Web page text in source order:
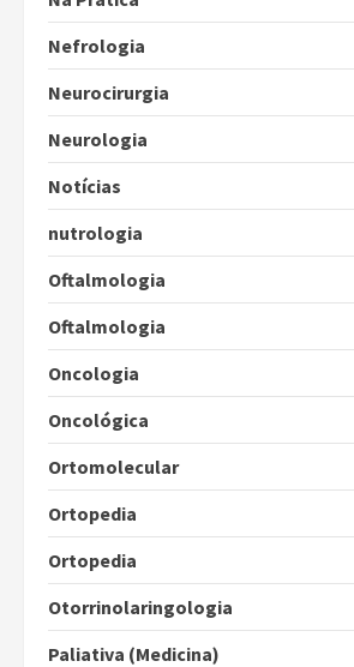
Nefrologia
Neurocirurgia
Neurologia
Notícias
nutrologia
Oftalmologia
Oftalmologia
Oncologia
Oncológica
Ortomolecular
Ortopedia
Ortopedia
Otorrinolaringologia
Paliativa (Medicina)